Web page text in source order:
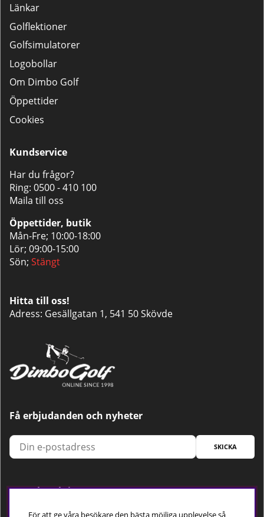
Länkar
Golflektioner
Golfsimulatorer
Logobollar
Om Dimbo Golf
Öppettider
Cookies
Kundservice
Har du frågor?
Ring: 0500 - 410 100
Maila till oss
Öppettider, butik
Mån-Fre; 10:00-18:00
Lör; 09:00-15:00
Sön; Stängt
Hitta till oss!
Adress: Gesällgatan 1, 541 50 Skövde
Få erbjudanden och nyheter
SKICKA
Trygg betalning
För att ge våra besökare den bästa möjliga upplevelse så